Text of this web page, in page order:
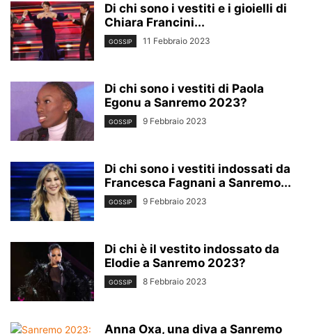
Di chi sono i vestiti e i gioielli di
Chiara Francini...
GOSSIP 11 Febbraio 2023
Di chi sono i vestiti di Paola
Egonu a Sanremo 2023?
GOSSIP 9 Febbraio 2023
Di chi sono i vestiti indossati da
Francesca Fagnani a Sanremo...
GOSSIP 9 Febbraio 2023
Di chi è il vestito indossato da
Elodie a Sanremo 2023?
GOSSIP 8 Febbraio 2023
Anna Oxa, una diva a Sanremo